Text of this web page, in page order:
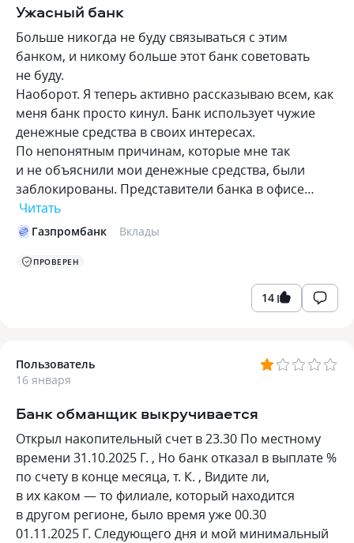
Ужасный банк
Больше никогда не буду связываться с этим
банком, и никому больше этот банк советовать
не буду.
Наоборот. Я теперь активно рассказываю всем, как
меня банк просто кинул. Банк использует чужие
денежные средства в своих интересах.
По непонятным причинам, которые мне так
и не объяснили мои денежные средства, были
заблокированы. Представители банка в офисе…
Читать
Газпромбанк Вклады
ПРОВЕРЕН
14
Пользователь
16 января
Банк обманщик выкручивается
Открыл накопительный счет в 23.30 По местному
времени 31.10.2025 Г. , Но банк отказал в выплате %
по счету в конце месяца, т. К. , Видите ли,
в их каком — то филиале, который находится
в другом регионе, было время уже 00.30
01.11.2025 Г. Следующего дня и мой минимальный